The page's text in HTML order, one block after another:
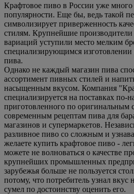
Крафтовое пиво в России уже много
популярности. Еще бы, ведь такой
символизирует приверженность
стилям. Крупнейшие производители
вариаций уступили место мелким
специализирующимся
пива.
Однако не каждый магазин пива
ассортимент пивных стилей и
насыщенным вкусом. Компания
специализируется на поставках по-
приготовленного по оригинальным
современным рецептам пива для
магазинов и супермаркетов.
разливное пиво со сложным и
желаете купить крафтовое пиво -
можете не волноваться о качестве
крупнейших промышленных
зарубежья больше не пользуется
потому, что потребитель узнал вкус
сумел по достоинству оценить его.